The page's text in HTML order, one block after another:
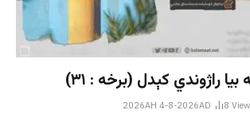
راژوندي کېدل (برخه : ۳۱)
8